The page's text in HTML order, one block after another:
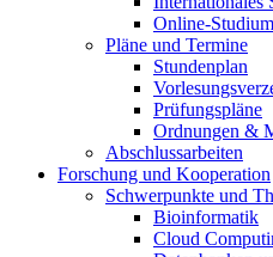
Online-Studium
Pläne und Termine
Stundenplan
Prüfungspläne
Ordnungen &
Abschlussarbeiten
Forschung und Kooperation
Schwerpunkte und
Bioinformatik
Cloud